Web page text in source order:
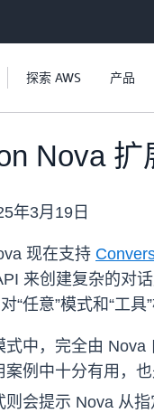
探索 AWS 产品
Nova
年3月19日
现在支持
来创建复杂的对
“任意”模式和“工
式中，完全由 Nova
案例中十分有用，也
则会提示 Nova 从